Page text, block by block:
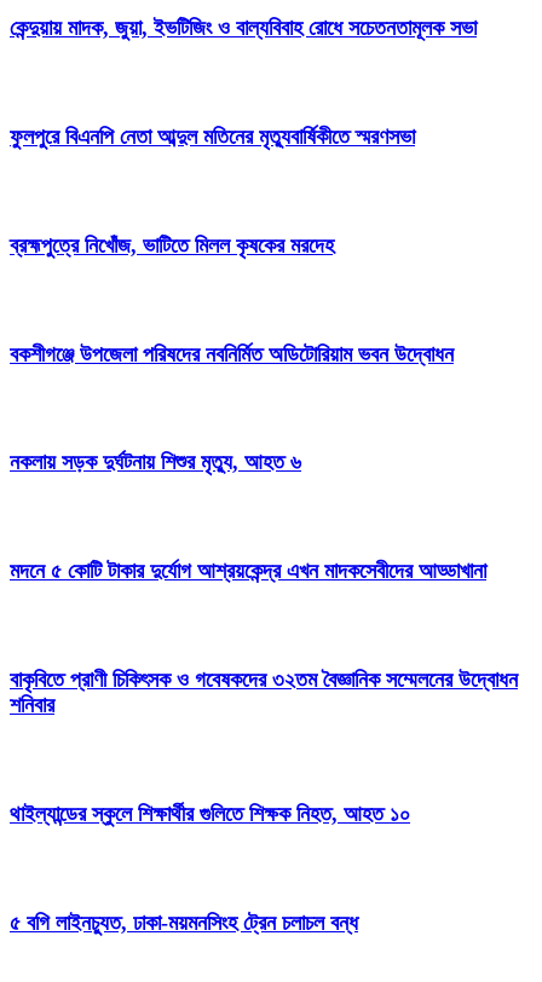
কেন্দুয়ায় মাদক, জুয়া, ইভটিজিং ও বাল্যবিবাহ রোধে সচেতনতামূলক সভা
ফুলপুরে বিএনপি নেতা আব্দুল মতিনের মৃত্যুবার্ষিকীতে স্মরণসভা
ব্রহ্মপুত্রে নিখোঁজ, ভাটিতে মিলল কৃষকের মরদেহ
বকশীগঞ্জে উপজেলা পরিষদের নবনির্মিত অডিটোরিয়াম ভবন উদ্বোধন
নকলায় সড়ক দুর্ঘটনায় শিশুর মৃত্যু, আহত ৬
মদনে ৫ কোটি টাকার দুর্যোগ আশ্রয়কেন্দ্র এখন মাদকসেবীদের আড্ডাখানা
বাকৃবিতে প্রাণী চিকিৎসক ও গবেষকদের ৩২তম বৈজ্ঞানিক সম্মেলনের উদ্বোধন
শনিবার
থাইল্যান্ডের স্কুলে শিক্ষার্থীর গুলিতে শিক্ষক নিহত, আহত ১০
৫ বগি লাইনচ্যুত, ঢাকা-ময়মনসিংহ ট্রেন চলাচল বন্ধ